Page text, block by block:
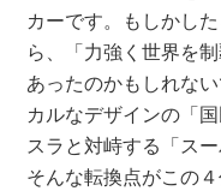
カーです。もしかし
ら、「力強く世界を
あったのかもしれな
カルなデザインの「
スラと対峙する「ス
そんな転換点がこの